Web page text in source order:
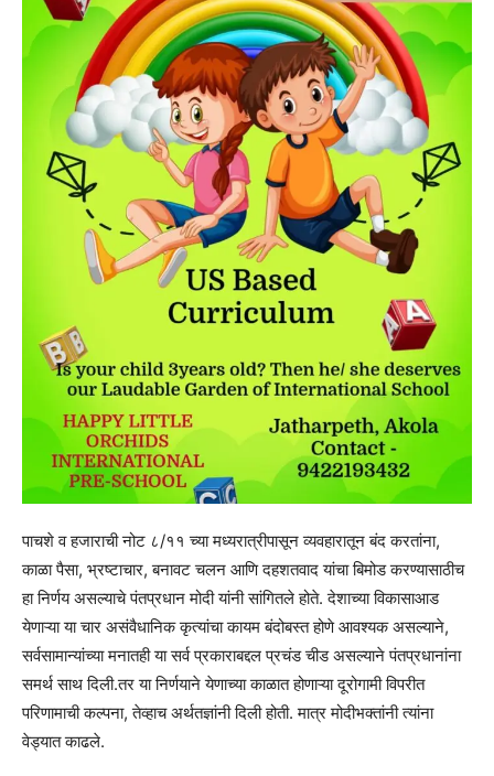
पाचशे व हजाराची नोट ८/११ च्या मध्यरात्रीपासून व्यवहारातून बंद करतांना,
काळा पैसा, भ्रष्टाचार, बनावट चलन आणि दहशतवाद यांचा बिमोड करण्यासाठीच
हा निर्णय असल्याचे पंतप्रधान मोदी यांनी सांगितले होते. देशाच्या विकासाआड
येणाऱ्या या चार असंवैधानिक कृत्यांचा कायम बंदोबस्त होणे आवश्यक असल्याने,
सर्वसामान्यांच्या मनातही या सर्व प्रकाराबद्दल प्रचंड चीड असल्याने पंतप्रधानांना
समर्थ साथ दिली.तर या निर्णयाने येणाच्या काळात होणाऱ्या दूरोगामी विपरीत
परिणामाची कल्पना, तेव्हाच अर्थतज्ञांनी दिली होती. मात्र मोदीभक्तांनी त्यांना
वेड्यात काढले.